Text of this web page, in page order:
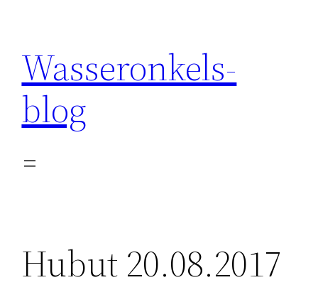
Wasseronkels-
blog
Hubut 20.08.2017